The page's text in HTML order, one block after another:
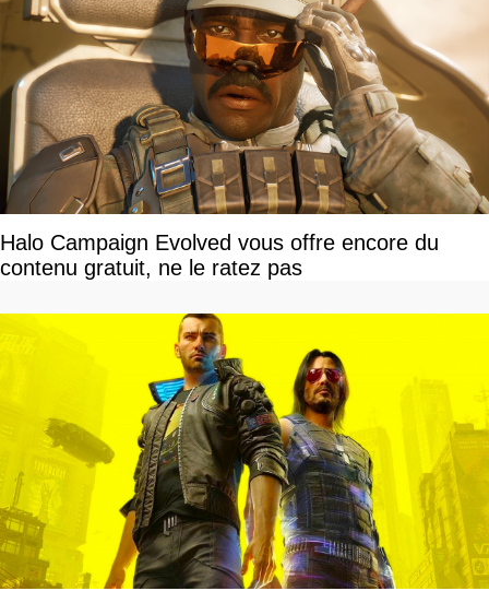
Halo Campaign Evolved vous offre encore du
contenu gratuit, ne le ratez pas